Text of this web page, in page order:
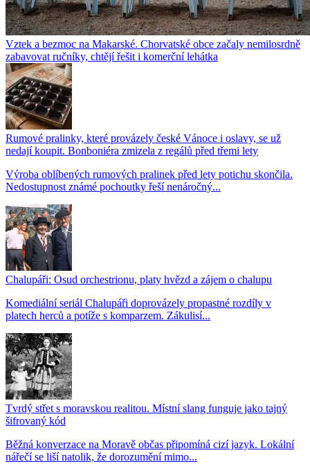
Vztek a bezmoc na Makarské. Chorvatské obce začaly nemilosrdně
zabavovat ručníky, chtějí řešit i komerční lehátka
Rumové pralinky, které provázely české Vánoce i oslavy, se už
nedají koupit. Bonboniéra zmizela z regálů před třemi lety
Výroba oblíbených rumových pralinek před lety potichu skončila.
Nedostupnost známé pochoutky řeší nenáročný...
Chalupáři: Osud orchestrionu, platy hvězd a zájem o chalupu
Komediální seriál Chalupáři doprovázely propastné rozdíly v
platech herců a potíže s komparzem. Zákulisí...
Tvrdý střet s moravskou realitou. Místní slang funguje jako tajný
šifrovaný kód
Běžná konverzace na Moravě občas připomíná cizí jazyk. Lokální
nářečí se liší natolik, že dorozumění mimo...